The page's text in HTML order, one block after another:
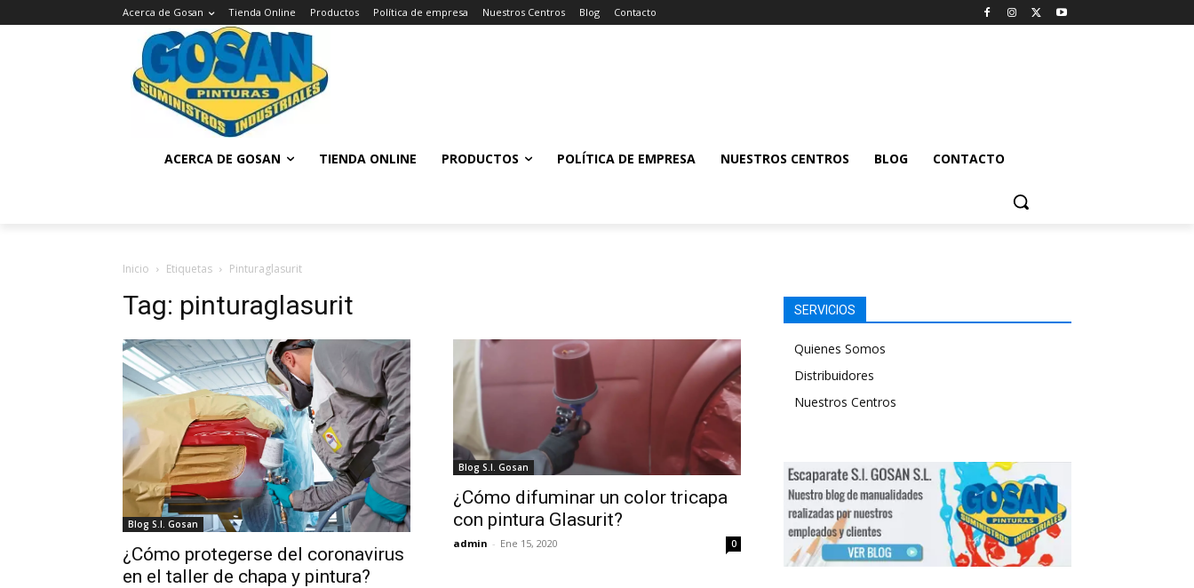
Acerca de Gosan Tienda Online Productos Política de empresa Nuestros Centros Blog Contacto
ACERCA DE GOSAN TIENDA ONLINE PRODUCTOS POLÍTICA DE EMPRESA NUESTROS CENTROS BLOG CONTACTO
Inicio Etiquetas Pinturaglasurit
Tag: pinturaglasurit
Blog S.I. Gosan
¿Cómo protegerse del coronavirus
en el taller de chapa y pintura?
Blog S.I. Gosan
¿Cómo difuminar un color tricapa
con pintura Glasurit?
admin - Ene 15, 2020 0
SERVICIOS
Quienes Somos
Distribuidores
Nuestros Centros